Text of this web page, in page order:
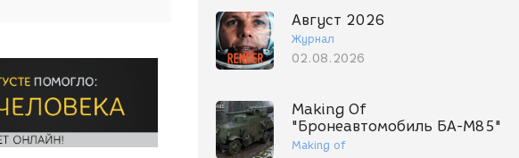
Август 2026
Журнал
02.08.2026
Making Of
"Бронеавтомобиль БА-М85"
Making of